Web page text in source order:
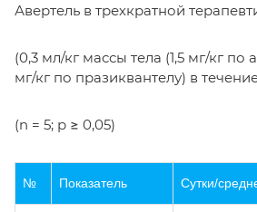
Авертель в трехкратной
(0,3 мл/кг массы тела (1,5 мг/кг по
мг/кг по празиквантелу) в
(n = 5; р ≥ 0,05)
№ Показатель Сутки/